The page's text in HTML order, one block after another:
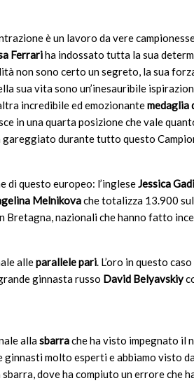
è un lavoro da vere
Ferrariha indossato tutta la sua
non sono certo un segreto, la sua
sua vita sono un’inesauribile
incredibile ed emozionantemedaglia
in una quarta posizione che vale
durante tutto questo
di questo europeo: l’ingleseJessica
Melnikovache totalizza 13.900
Bretagna, nazionali che hanno fatto
alleparallele pari. L’oro in questo
ginnasta russo David Belyavskiy
allasbarrache ha visto impegnato il
ginnasti molto esperti e abbiamo visto
dove ha compiuto un errore che